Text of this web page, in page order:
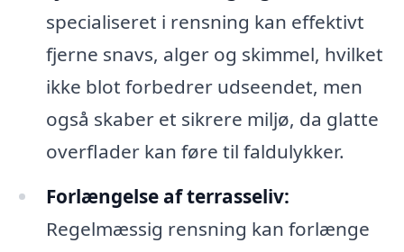
specialiseret i rensning kan effektivt
fjerne snavs, alger og skimmel, hvilket
ikke blot forbedrer udseendet, men
også skaber et sikrere miljø, da glatte
overflader kan føre til faldulykker.
Forlængelse af terrasseliv:
Regelmæssig rensning kan forlænge